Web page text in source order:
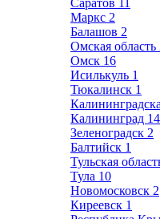
Саратов 11
Маркс 2
Балашов 2
Омская область
Омск 16
Исилькуль 1
Тюкалинск 1
Калининград 14
Зеленоградск 2
Балтийск 1
Тульская
Тула 10
Новомосковск 2
Киреевск 1